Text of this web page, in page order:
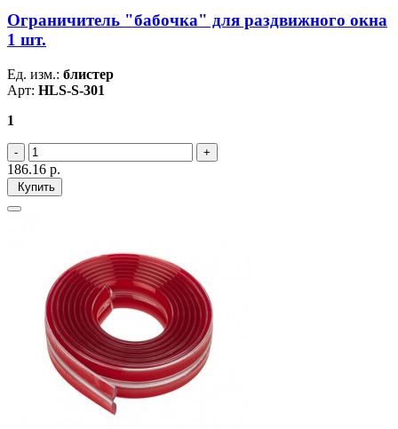
Ограничитель "бабочка" для раздвижного окна
1 шт.
Ед. изм.: блистер
Арт: HLS-S-301
1
186.16 р.
Купить